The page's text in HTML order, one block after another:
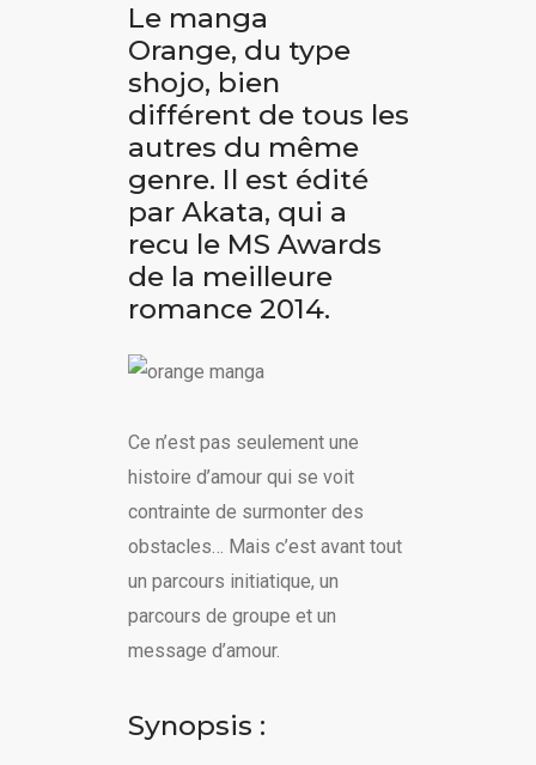
Le manga
Orange, du type
shojo, bien
différent de tous les
autres du même
genre. Il est édité
par Akata, qui a
recu le MS Awards
de la meilleure
romance 2014.
Ce n’est pas seulement une
histoire d’amour qui se voit
contrainte de surmonter des
obstacles… Mais c’est avant tout
un parcours initiatique, un
parcours de groupe et un
message d’amour.
Synopsis :